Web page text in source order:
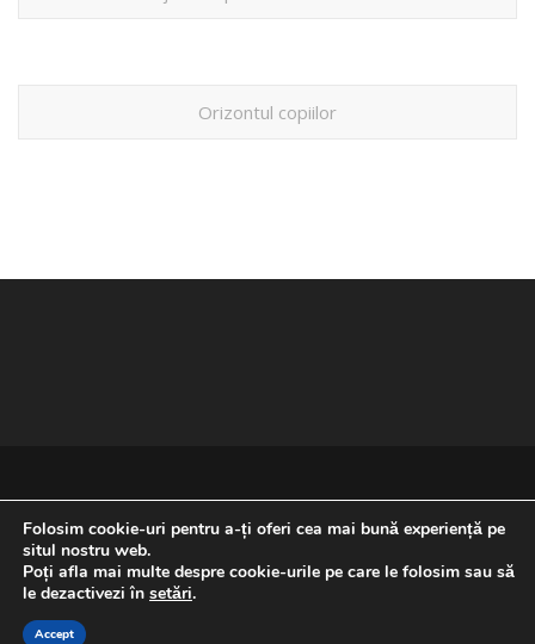
Orizontul copiilor
REVENIRE LA ÎNCEPUTUL PAGINII
Folosim cookie-uri pentru a-ți oferi cea mai bună experiență pe
situl nostru web.
Poți afla mai multe despre cookie-urile pe care le folosim sau să
le dezactivezi în setări.
Accept